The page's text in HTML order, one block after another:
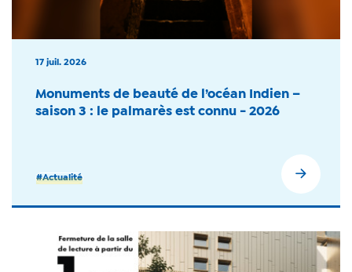
17 juil. 2026
Monuments de beauté de l’océan Indien –
saison 3 : le palmarès est connu - 2026
#Actualité